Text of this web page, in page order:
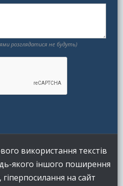
розглядатися не будуть)
використання текстів
якого іншого поширення
гіперпосилання на сайт